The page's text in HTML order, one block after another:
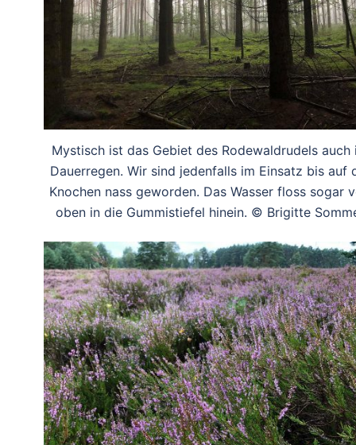
Mystisch ist das Gebiet des Rodewaldrudels auch
Dauerregen. Wir sind jedenfalls im Einsatz bis auf
Knochen nass geworden. Das Wasser floss sogar
oben in die Gummistiefel hinein. © Brigitte